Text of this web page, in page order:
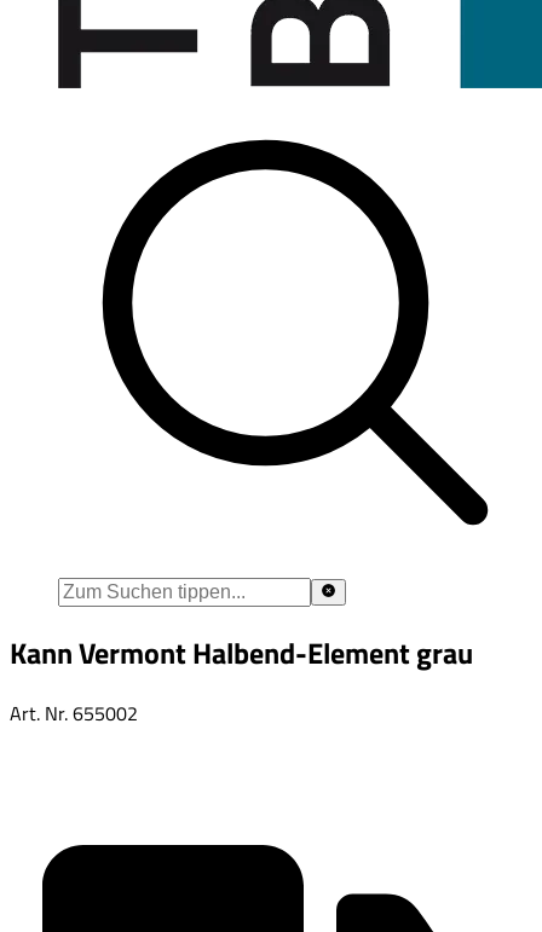
Kann Vermont Halbend-Element grau
Art. Nr.655002